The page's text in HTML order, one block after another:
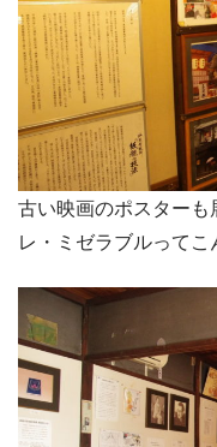
古い映画のポスターも
レ・ミゼラブルってこ